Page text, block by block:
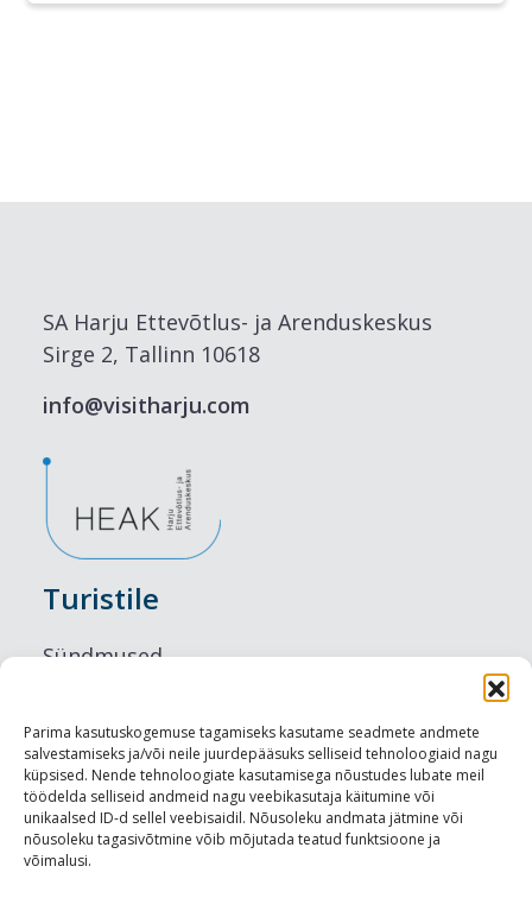
Parima kasutuskogemuse tagamiseks kasutame seadmete andmete
salvestamiseks ja/või neile juurdepääsuks selliseid tehnoloogiaid nagu
küpsised. Nende tehnoloogiate kasutamisega nõustudes lubate meil
töödelda selliseid andmeid nagu veebikasutaja käitumine või
unikaalsed ID-d sellel veebisaidil. Nõusoleku andmata jätmine või
nõusoleku tagasivõtmine võib mõjutada teatud funktsioone ja
võimalusi.
SA Harju Ettevõtlus- ja Arenduskeskus
Sirge 2, Tallinn 10618
info@visitharju.com
Turistile
Sündmused
Maitseelamused
Vaatamisväärsused
Visit Tallinn